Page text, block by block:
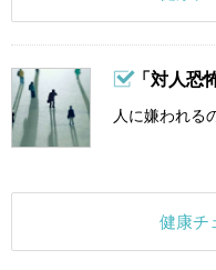
「対人恐
人に嫌われる
健康チ